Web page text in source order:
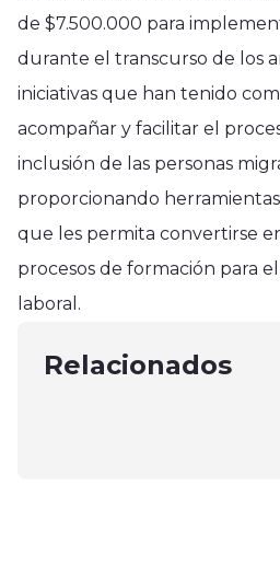
de $7.500.000 para
durante el transcurso de los
iniciativas que han tenido
acompañar y facilitar el
inclusión de las personas
proporcionando
que les permita convertirse
procesos de formación para
laboral.
Relacionados
Región del Maule
PDI Constitución:
mayo 17, 2025
Región del Maule
cumple 50 años de
se adjudicaron